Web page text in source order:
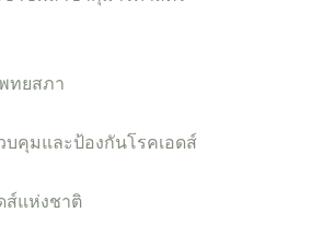
ทยสภา
คุมและป้องกันโรคเอดส์
ส์แห่งชาติ